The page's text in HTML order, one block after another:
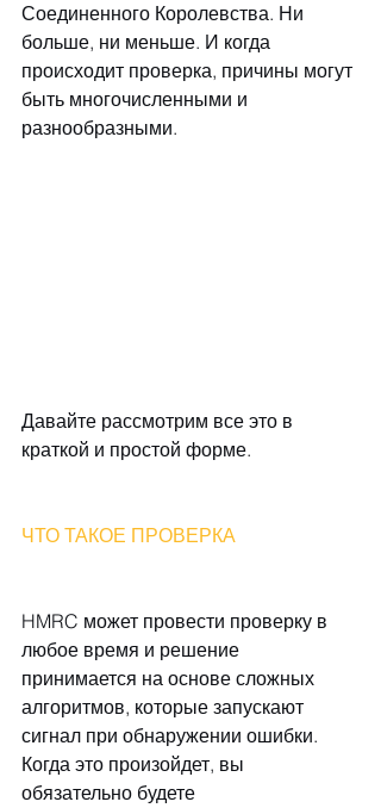
Соединенного Королевства. Ни
больше, ни меньше. И когда
происходит проверка, причины могут
быть многочисленными и
разнообразными.
Давайте рассмотрим все это в
краткой и простой форме.
ЧТО ТАКОЕ ПРОВЕРКА
HMRC может провести проверку в
любое время и решение
принимается на основе сложных
алгоритмов, которые запускают
сигнал при обнаружении ошибки.
Когда это произойдет, вы
обязательно будете